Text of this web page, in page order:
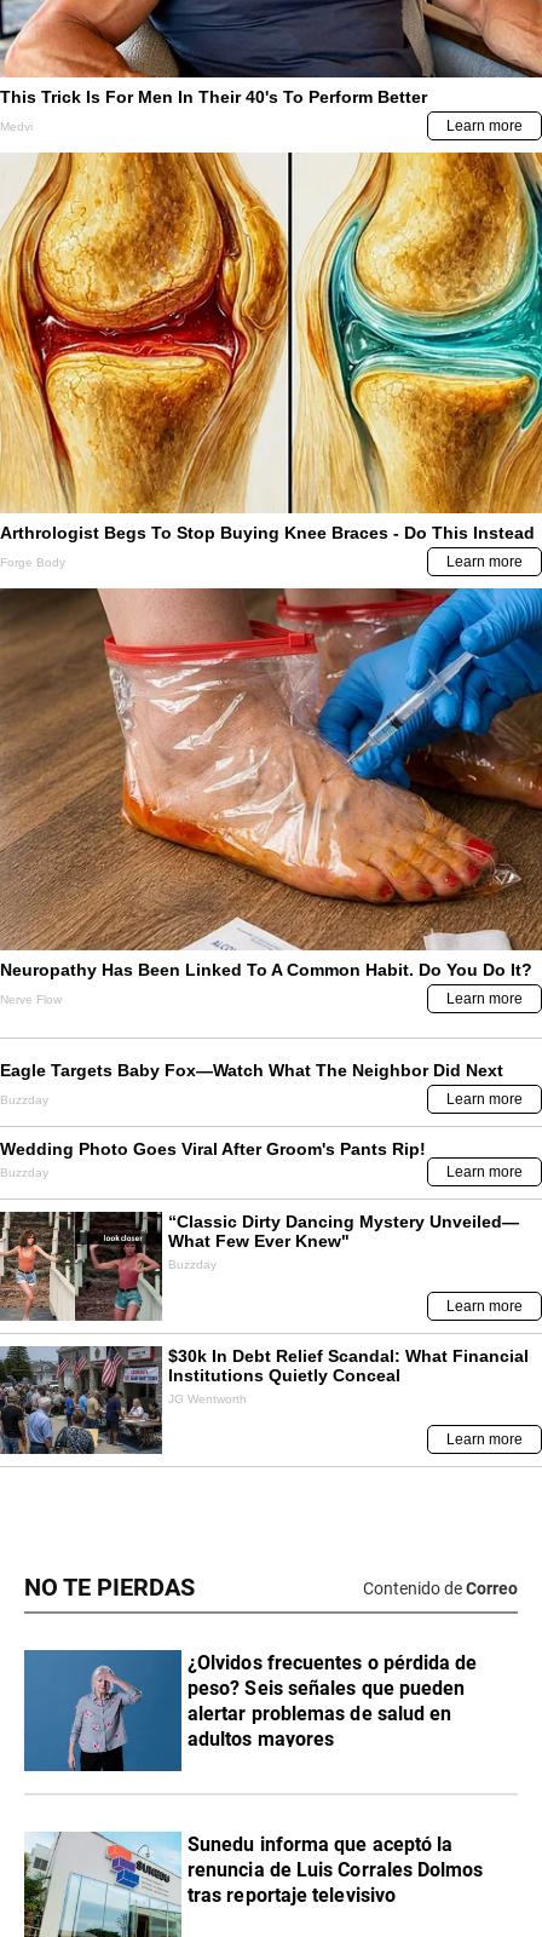
NO TE PIERDAS Contenido deCorreo
¿Olvidos frecuentes o pérdida de
peso? Seis señales que pueden
alertar problemas de salud en
adultos mayores
Sunedu informa que aceptó la
renuncia de Luis Corrales Dolmos
tras reportaje televisivo